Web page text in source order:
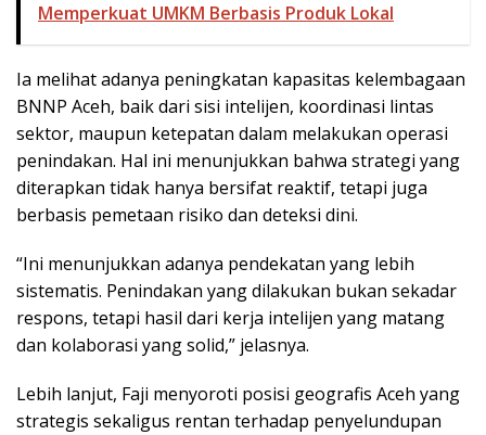
Memperkuat UMKM Berbasis Produk Lokal
Ia melihat adanya peningkatan kapasitas kelembagaan
BNNP Aceh, baik dari sisi intelijen, koordinasi lintas
sektor, maupun ketepatan dalam melakukan operasi
penindakan. Hal ini menunjukkan bahwa strategi yang
diterapkan tidak hanya bersifat reaktif, tetapi juga
berbasis pemetaan risiko dan deteksi dini.
“Ini menunjukkan adanya pendekatan yang lebih
sistematis. Penindakan yang dilakukan bukan sekadar
respons, tetapi hasil dari kerja intelijen yang matang
dan kolaborasi yang solid,” jelasnya.
Lebih lanjut, Faji menyoroti posisi geografis Aceh yang
strategis sekaligus rentan terhadap penyelundupan